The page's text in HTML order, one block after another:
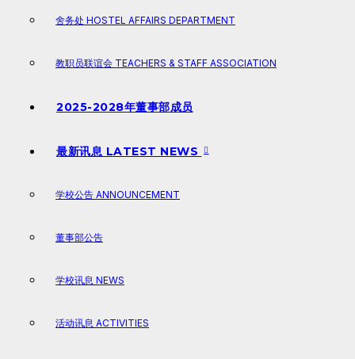
舍务处 HOSTEL AFFAIRS DEPARTMENT
教职员联谊会 TEACHERS & STAFF ASSOCIATION
2025-2028年董事部成员
最新讯息 LATEST NEWS
学校公告 ANNOUNCEMENT
董事部公告
学校讯息 NEWS
活动讯息 ACTIVITIES